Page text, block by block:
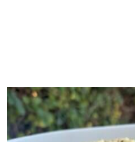
RECOMENDADOS